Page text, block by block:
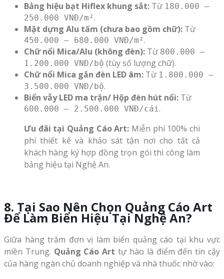
Bảng hiệu bạt Hiflex khung sắt: Từ 180.000 –
250.000 VNĐ/m².
Mặt dựng Alu tấm (chưa bao gồm chữ): Từ
450.000 – 680.000 VNĐ/m².
Chữ nổi Mica/Alu (không đèn): Từ 800.000 –
1.200.000 VNĐ/bộ (tùy số lượng chữ).
Chữ nổi Mica gắn đèn LED âm: Từ 1.800.000 –
3.500.000 VNĐ/bộ.
Biển vẫy LED ma trận/ Hộp đèn hút nổi: Từ
600.000 – 2.500.000 VNĐ/cái.
Ưu đãi tại Quảng Cáo Art: Miễn phí 100% chi
phí thiết kế và khảo sát tận nơi cho tất cả
khách hàng ký hợp đồng trọn gói thi công làm
bảng hiệu tại Nghệ An.
8. Tại Sao Nên Chọn Quảng Cáo Art
Để Làm Biển Hiệu Tại Nghệ An?
Giữa hàng trăm đơn vị làm biển quảng cáo tại khu vực
miền Trung. Quảng Cáo Art tự hào là điểm đến tin cậy
của hàng ngàn chủ doanh nghiệp và nhà thuốc nhờ vào: